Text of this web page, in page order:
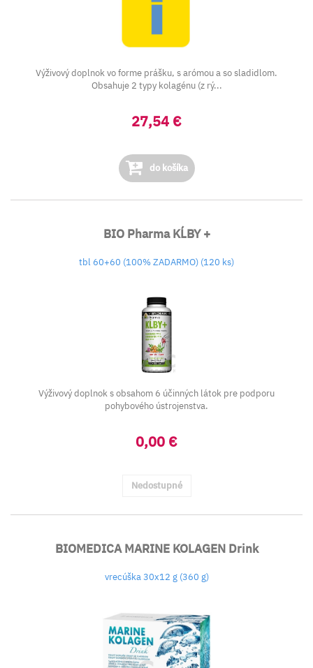
Výživový doplnok vo forme prášku, s arómou a so sladidlom.
Obsahuje 2 typy kolagénu (z rý...
27,54 €
do košíka
BIO Pharma KĹBY +
tbl 60+60 (100% ZADARMO) (120 ks)
Výživový doplnok s obsahom 6 účinných látok pre podporu
pohybového ústrojenstva.
0,00 €
Nedostupné
BIOMEDICA MARINE KOLAGEN Drink
vrecúška 30x12 g (360 g)